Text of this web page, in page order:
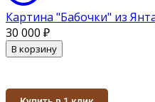
Картина "Бабочки" из
30 000 ₽
В корзину